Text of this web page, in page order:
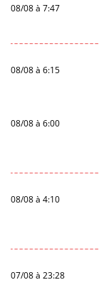
08/08 à 7:47
08/08 à 6:15
08/08 à 6:00
08/08 à 4:10
07/08 à 23:28